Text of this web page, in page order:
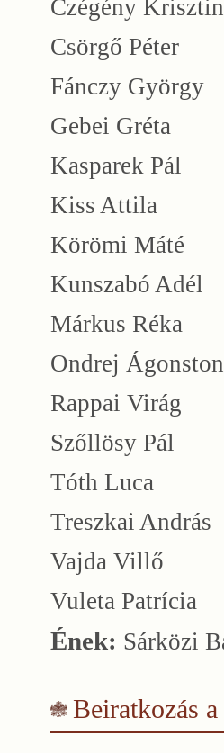
Kunszabó Adél
Ondrej
Treszkai András
Vuleta Patrícia
Ének: Sárközi
Beiratkozás